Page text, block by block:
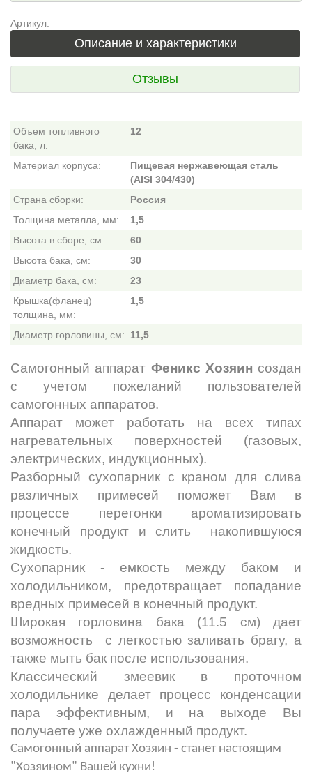
Артикул:
Описание и характеристики
Отзывы
Объем топливного
бака, л:
12
Материал корпуса:
Пищевая нержавеющая сталь
(AISI 304/430)
Страна сборки:
Россия
Толщина металла, мм:
1,5
Высота в сборе, см:
60
Высота бака, см:
30
Диаметр бака, см:
23
Крышка(фланец)
толщина, мм:
1,5
Диаметр горловины, см: 11,5
Самогонный аппарат Феникс Хозяин создан
с учетом пожеланий пользователей
самогонных аппаратов.
Аппарат может работать на всех типах
нагревательных поверхностей (газовых,
электрических, индукционных).
Разборный сухопарник с краном для слива
различных примесей поможет Вам в
процессе перегонки ароматизировать
конечный продукт и слить накопившуюся
жидкость.
Сухопарник - емкость между баком и
холодильником, предотвращает попадание
вредных примесей в конечный продукт.
Широкая горловина бака (11.5 см) дает
возможность с легкостью заливать брагу, а
также мыть бак после использования.
Классический змеевик в проточном
холодильнике делает процесс конденсации
пара эффективным, и на выходе Вы
получаете уже охлажденный продукт.
Самогонный аппарат Хозяин - станет настоящим
"Хозяином" Вашей кухни!